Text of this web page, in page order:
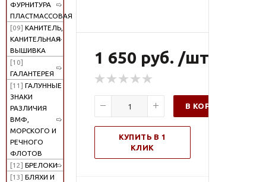
ФУРНИТУРА
ПЛАСТМАССОВАЯ
[09] КАНИТЕЛЬ,
КАНИТЕЛЬНАЯ
ВЫШИВКА
[10]
ГАЛАНТЕРЕЯ
[11] ГАЛУННЫЕ
ЗНАКИ
РАЗЛИЧИЯ
ВМФ,
МОРСКОГО И
РЕЧНОГО
ФЛОТОВ
[12] БРЕЛОКИ
[13] БЛЯХИ И
1 650 руб. /шт
В КОРЗИНУ
КУПИТЬ В 1
КЛИК